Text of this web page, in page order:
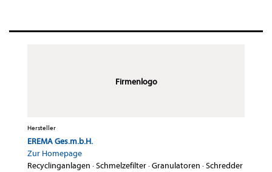
Firmenlogo
Hersteller
EREMA Ges.m.b.H.
Zur Homepage
Recyclinganlagen ·Schmelzefilter·Granulatoren ·Schredder